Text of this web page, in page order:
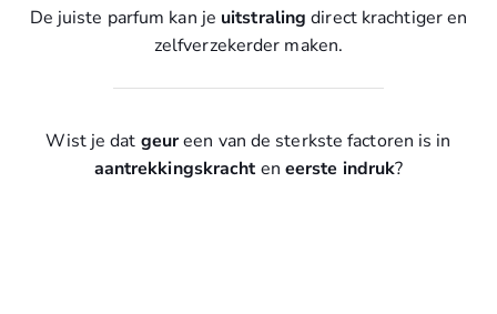
De juiste parfum kan je uitstralingdirect krachtiger en
zelfverzekerder maken.
Wist je dat geureen van de sterkste factoren is in
aantrekkingskrachten eerste indruk?